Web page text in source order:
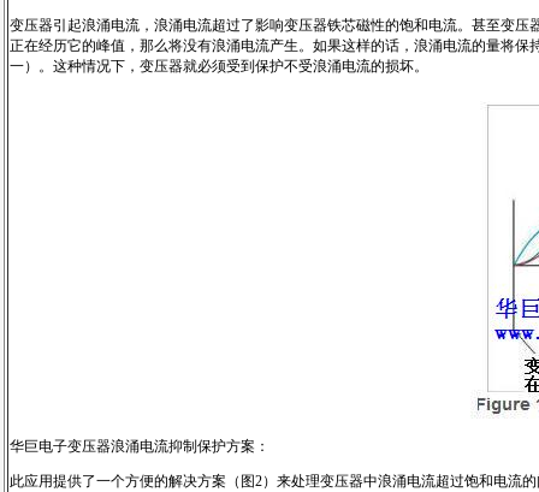
变压器引起浪涌电流，浪涌电流超过了影响变压器铁芯磁性的饱和电流。甚至变
正在经历它的峰值，那么将没有浪涌电流产生。如果这样的话，浪涌电流的量将
一）。这种情况下，变压器就必须受到保护不受浪涌电流的损坏。
华巨电子变压器浪涌电流抑制保护方案：
此应用提供了一个方便的解决方案（图2）来处理变压器中浪涌电流超过饱和电流